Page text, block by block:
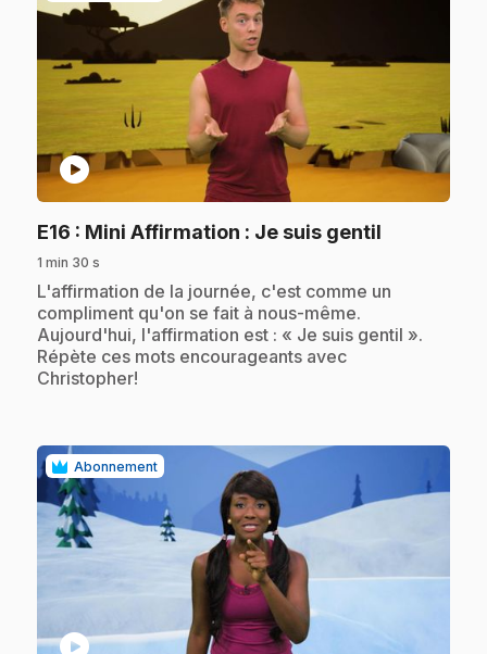
play_circle
E16 : Mini Affirmation : Je suis gentil
1 min 30 s
.L'affirmation de la journée, c'est comme un
compliment qu'on se fait à nous-même.
Aujourd'hui, l'affirmation est : « Je suis gentil ».
Répète ces mots encourageants avec
Christopher!
Abonnement